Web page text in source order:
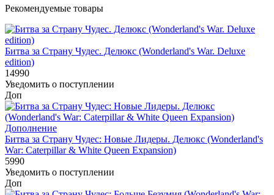
Рекомендуемые товары
Битва за Страну Чудес. Делюкс (Wonderland's War. Deluxe
edition)
14990
Уведомить о поступлении
Доп
Дополнение
Битва за Страну Чудес: Новые Лидеры. Делюкс (Wonderland's
War: Caterpillar & White Queen Expansion)
5990
Уведомить о поступлении
Доп